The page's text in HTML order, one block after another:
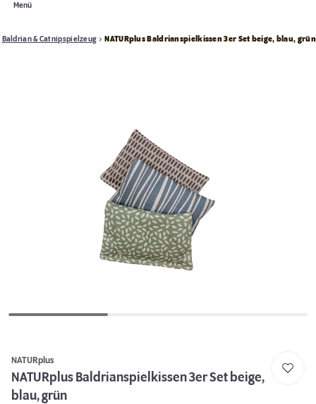
Menü
Baldrian & Catnipspielzeug NATURplus Baldrianspielkissen 3er Set beige, blau, grün
NATURplus
NATURplus Baldrianspielkissen 3er Set beige,
blau, grün